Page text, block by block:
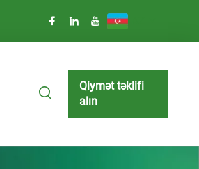
Qiymət təklifi
alın